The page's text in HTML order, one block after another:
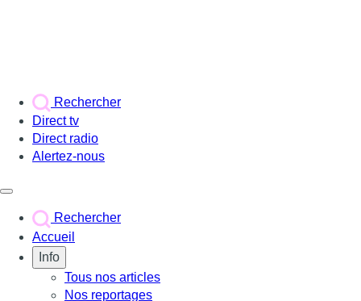
Rechercher
Direct tv
Direct radio
Alertez-nous
Rechercher
Accueil
Info
Tous nos articles
Nos reportages